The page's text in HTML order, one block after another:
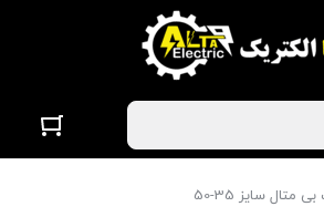
متال سایز 35-50